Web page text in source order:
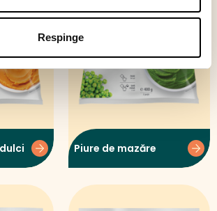
Respinge
Piure de mazăre